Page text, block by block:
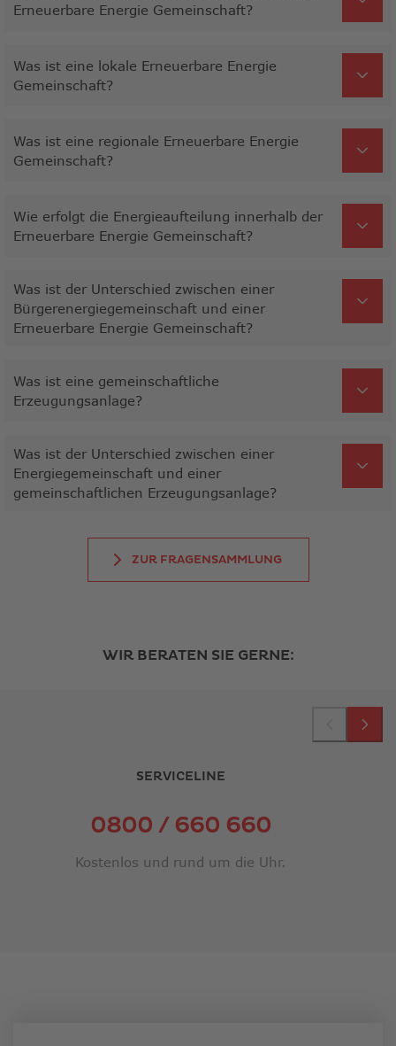
Erneuerbare Energie Gemeinschaft?
Was ist eine lokale Erneuerbare Energie
Gemeinschaft?
Was ist eine regionale Erneuerbare Energie
Gemeinschaft?
Wie erfolgt die Energieaufteilung innerhalb der
Erneuerbare Energie Gemeinschaft?
Was ist der Unterschied zwischen einer
Bürgerenergiegemeinschaft und einer
Erneuerbare Energie Gemeinschaft?
Was ist eine gemeinschaftliche
Erzeugungsanlage?
Was ist der Unterschied zwischen einer
Energiegemeinschaft und einer
gemeinschaftlichen Erzeugungsanlage?
ZUR FRAGENSAMMLUNG
WIR BERATEN SIE GERNE:
SERVICELINE
0800 / 660 660LINK
ÖFFNET
Kostenlos und rund um die Uhr.